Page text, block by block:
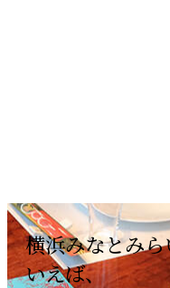
横浜みなとみ
いえば、